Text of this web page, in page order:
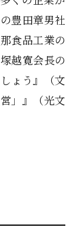
豊田章男社
食品工業の
越寛会長の
ょう』（文
」』（光文